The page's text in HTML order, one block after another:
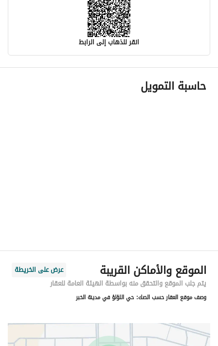
انقر للذهاب إلى الرابط
معلومات مسؤول الإعلان
اسم المسؤول
رقم المبنى
6882
الرقم الاضافي
3035
خط العرض
26.11169002121913
حاسبة التمويل
الموقع والأماكن القريبة
عرض على الخريطة
يتم جلب الموقع والتحقق منه بواسطة الهيئة العامة للعقار
وصف موقع العقار حسب الصك: حي اللؤلؤ في مدينة الخبر